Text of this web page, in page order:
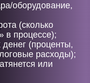
оборудование,
(сколько
в процессе);
денег (проценты,
расходы);
или